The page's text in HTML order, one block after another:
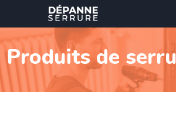
Produits de